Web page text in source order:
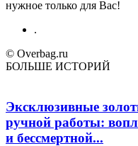
нужное только для Вас!
.
© Overbag.ru
БОЛЬШЕ ИСТОРИЙ
Эксклюзивные
ручной работы:
и бессмертной...